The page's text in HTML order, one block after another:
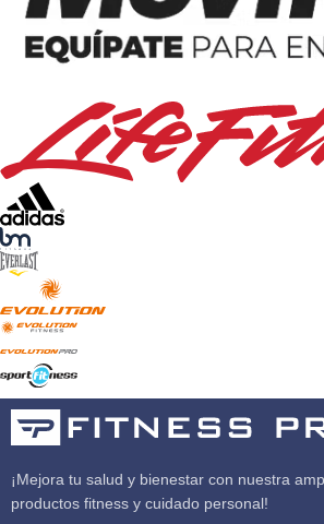
¡Mejora tu salud y bienestar con nuestra
productos fitness y cuidado personal!